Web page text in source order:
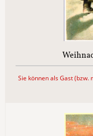
Sie können als Gast